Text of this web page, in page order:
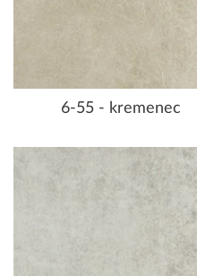
6-55 - kremenec